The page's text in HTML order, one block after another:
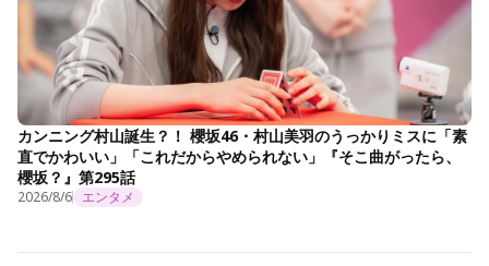
カンニング村山誕生？！ 櫻坂46・村山美羽のうっかりミスに「素
直でかわいい」「これだからやめられない」『そこ曲がったら、
櫻坂？』第295話
2026/8/6 エンタメ